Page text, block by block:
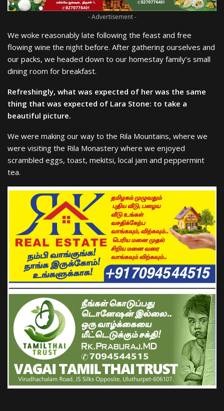
- Advertisement -
We woke reasonably late following the feast and free
flowing wine the night before. After gathering ourselves and
our packs, we headed down to our homestay family’s small
dining room for breakfast.
Refreshingly, what was expected of her was the same
thing that was expected of Lara Stone: to take a
beautiful picture.
We were making our way to the Rila Mountains, where we
were visiting the Rila Monastery where we enjoyed
scrambled eggs, toast, mekitsi, local jam and peppermint
tea.